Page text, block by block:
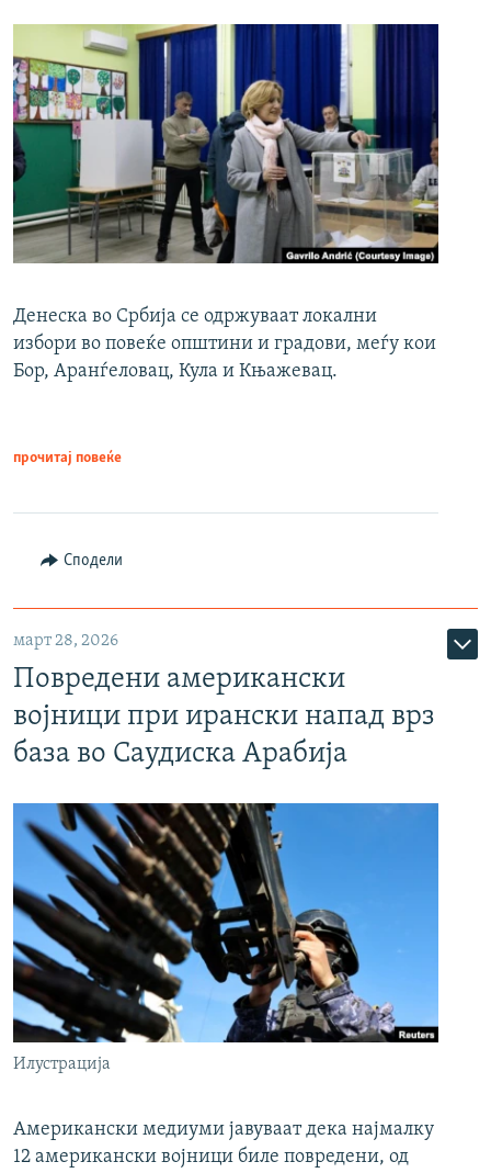
Денеска во Србија се одржуваат локални
избори во повеќе општини и градови, меѓу кои
Бор, Аранѓеловац, Кула и Књажевац.
прочитај повеќе
Сподели
март 28, 2026
Повредени американски
војници при ирански напад врз
база во Саудиска Арабија
Илустрација
Американски медиуми јавуваат дека најмалку
12 американски војници биле повредени, од